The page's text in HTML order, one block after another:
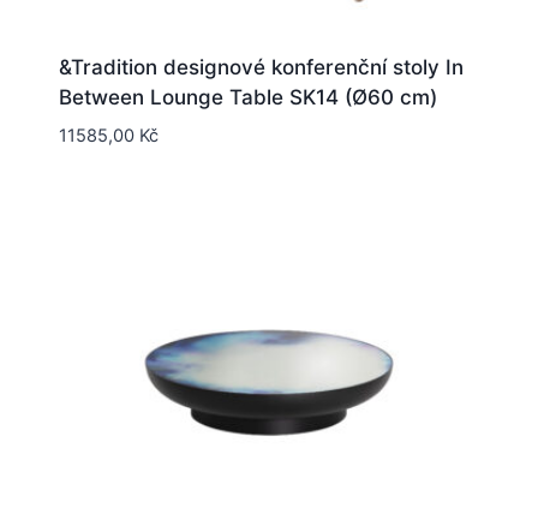
&Tradition designové konferenční stoly In
Between Lounge Table SK14 (Ø60 cm)
11585,00 Kč